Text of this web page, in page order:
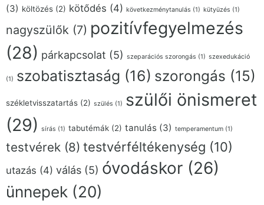
(3) költözés (2) kötődés (4) következménytanulás (1) kütyüzés (1)
nagyszülők (7) pozitívfegyelmezés
(28) párkapcsolat (5) szeparációs szorongás (1) szexedukáció
(1) szobatisztaság (16) szorongás (15)
székletvisszatartás (2) szülés (1) szülői önismeret
(29) sírás (1) tabutémák (2) tanulás (3) temperamentum (1)
testvérek (8) testvérféltékenység (10)
utazás (4) válás (5) óvodáskor (26)
ünnepek (20)